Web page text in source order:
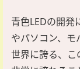
青色LEDの開発
やパソコン、モ
世界に誇る、こ